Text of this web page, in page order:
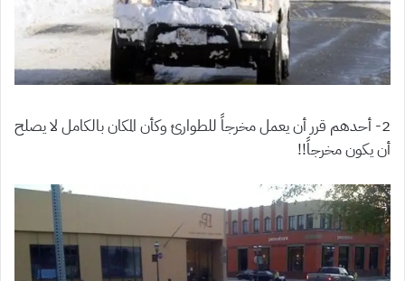
2- أحدهم قرر أن يعمل مخرجاً للطوارئ وكأن المكان بالكامل لا يصلح
أن يكون مخرجاً!!